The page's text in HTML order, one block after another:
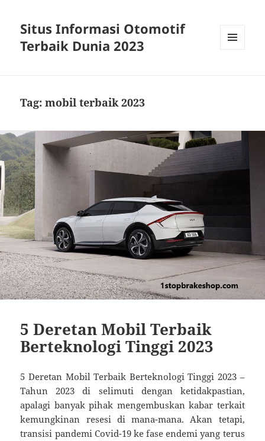
Situs Informasi Otomotif
Terbaik Dunia 2023
Tag:mobil terbaik 2023
5 Deretan Mobil Terbaik
Berteknologi Tinggi 2023
5 Deretan Mobil Terbaik Berteknologi Tinggi 2023 –
Tahun 2023 di selimuti dengan ketidakpastian,
apalagi banyak pihak mengembuskan kabar terkait
kemungkinan resesi di mana-mana. Akan tetapi,
transisi pandemi Covid-19 ke fase endemi yang terus